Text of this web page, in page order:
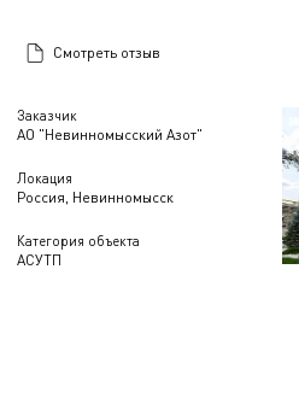
Заказчик
АО "Невинномысский Азот"
Локация
Россия, Невинномысск
Категория объекта
АСУТП
Смотреть отзыв